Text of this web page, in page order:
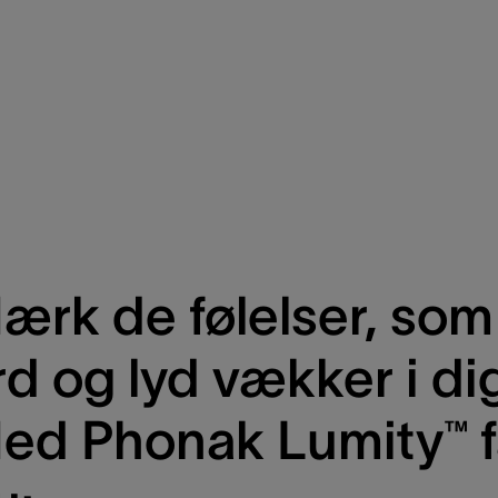
de følelser, som
og lyd vækker i
Phonak Lumity™